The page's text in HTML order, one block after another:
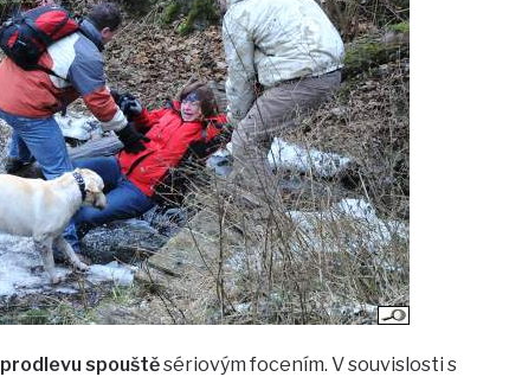
prodlevu spouštěsériovým focením. V souvislosti s